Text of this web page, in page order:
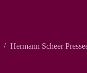
Hermann Scheer